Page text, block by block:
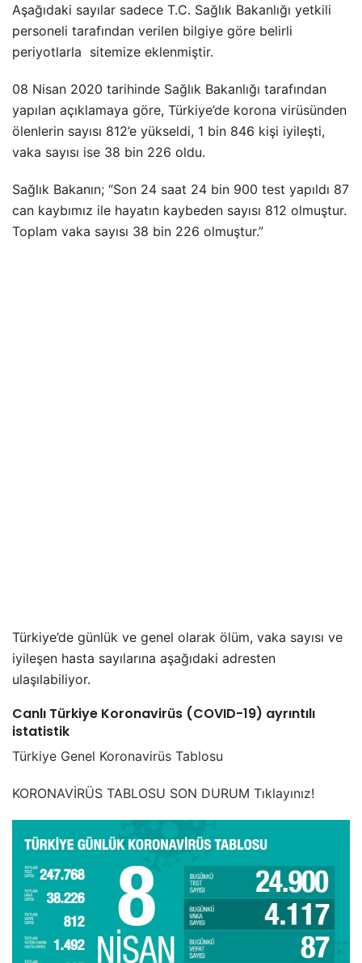
Aşağıdaki sayılar sadece T.C. Sağlık Bakanlığı yetkili
personeli tarafından verilen bilgiye göre belirli
periyotlarla sitemize eklenmiştir.
08 Nisan 2020 tarihinde Sağlık Bakanlığı tarafından
yapılan açıklamaya göre, Türkiye’de korona virüsünden
ölenlerin sayısı 812’e yükseldi, 1 bin 846 kişi iyileşti,
vaka sayısı ise 38 bin 226 oldu.
Sağlık Bakanın; “Son 24 saat 24 bin 900 test yapıldı 87
can kaybımız ile hayatın kaybeden sayısı 812 olmuştur.
Toplam vaka sayısı 38 bin 226 olmuştur.”
Türkiye’de günlük ve genel olarak ölüm, vaka sayısı ve
iyileşen hasta sayılarına aşağıdaki adresten
ulaşılabiliyor.
Canlı Türkiye Koronavirüs (COVID-19) ayrıntılı
istatistik
Türkiye Genel Koronavirüs Tablosu
KORONAVİRÜS TABLOSU SON DURUM Tıklayınız!